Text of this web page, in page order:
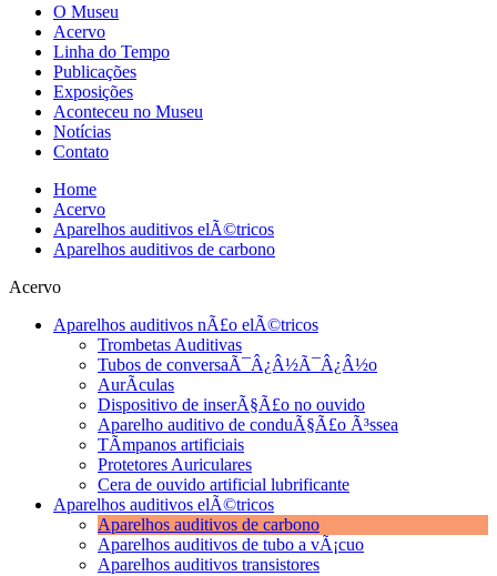
O Museu
Acervo
Linha do Tempo
Publicações
Exposições
Aconteceu no Museu
Notícias
Contato
Home
Acervo
Aparelhos auditivos elÃ©tricos
Aparelhos auditivos de carbono
Acervo
Aparelhos auditivos nÃ£o elÃ©tricos
Trombetas Auditivas
Tubos de conversaÃ¯Â¿Â½Ã¯Â¿Â½o
AurÃ­culas
Dispositivo de inserÃ§Ã£o no ouvido
Aparelho auditivo de conduÃ§Ã£o Ã³ssea
TÃ­mpanos artificiais
Protetores Auriculares
Cera de ouvido artificial lubrificante
Aparelhos auditivos elÃ©tricos
Aparelhos auditivos de carbono
Aparelhos auditivos de tubo a vÃ¡cuo
Aparelhos auditivos transistores